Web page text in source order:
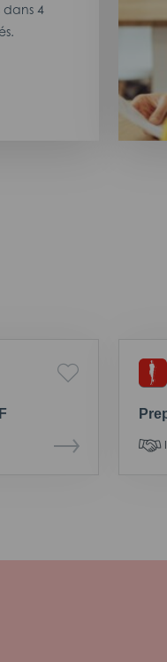
dans 4